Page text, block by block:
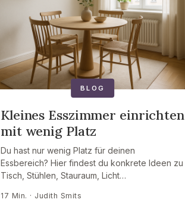
BLOG
Kleines Esszimmer einrichten
mit wenig Platz
Du hast nur wenig Platz für deinen
Essbereich? Hier findest du konkrete Ideen zu
Tisch, Stühlen, Stauraum, Licht…
17 Min. · Judith Smits